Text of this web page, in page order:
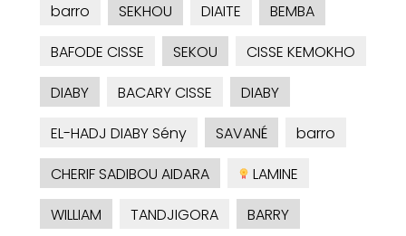
barro
SEKHOU DIAITE
BEMBA
BAFODE CISSE
SEKOU
CISSE KEMOKHO
DIABY
BACARY CISSE
DIABY
EL-HADJ DIABY Sény
SAVANÉ
barro
CHERIF SADIBOU AIDARA
LAMINE
WILLIAM
TANDJIGORA
BARRY